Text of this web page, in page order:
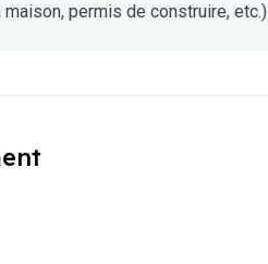
permis de construire, etc.)